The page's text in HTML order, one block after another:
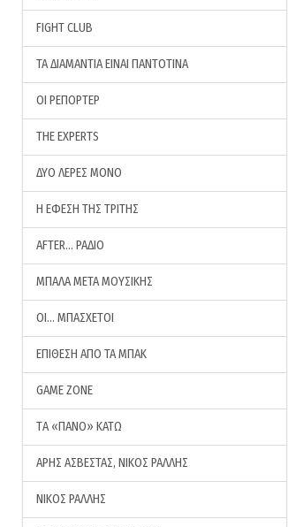
FIGHT CLUB
ΤΑ ΔΙΑΜΑΝΤΙΑ ΕΙΝΑΙ ΠΑΝΤΟΤΙΝΑ
ΟΙ ΡΕΠΟΡΤΕΡ
THE EXPERTS
ΔΥΟ ΛΕΡΕΣ ΜΟΝΟ
Η ΕΦΕΣΗ ΤΗΣ ΤΡΙΤΗΣ
AFTER… ΡΑΔΙΟ
ΜΠΑΛΑ ΜΕΤΑ ΜΟΥΣΙΚΗΣ
ΟΙ… ΜΠΑΣΧΕΤΟΙ
ΕΠΙΘΕΣΗ ΑΠΟ ΤΑ ΜΠΑΚ
GAME ZONE
ΤA «ΠΑΝΟ» ΚΑΤΩ
ΑΡΗΣ ΑΣΒΕΣΤΑΣ, ΝΙΚΟΣ ΡΑΛΛΗΣ
ΝΙΚΟΣ ΡΑΛΛΗΣ